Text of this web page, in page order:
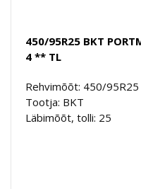
450/95R25 BKT
4 ** TL
Rehvimõõt: 450/95R25
Tootja: BKT
Läbimõõt, tolli: 25